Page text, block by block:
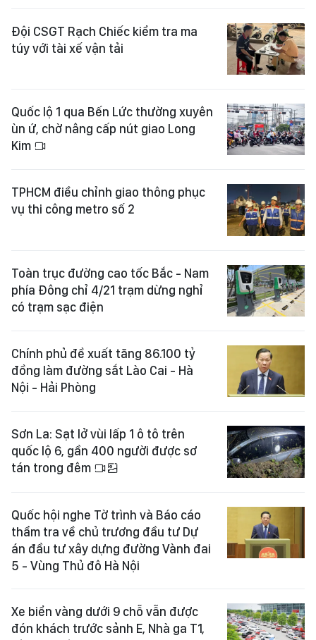
Đội CSGT Rạch Chiếc kiểm tra ma
túy với tài xế vận tải
Quốc lộ 1 qua Bến Lức thường xuyên
ùn ứ, chờ nâng cấp nút giao Long
Kim
TPHCM điều chỉnh giao thông phục
vụ thi công metro số 2
Toàn trục đường cao tốc Bắc - Nam
phía Đông chỉ 4/21 trạm dừng nghỉ
có trạm sạc điện
Chính phủ đề xuất tăng 86.100 tỷ
đồng làm đường sắt Lào Cai - Hà
Nội - Hải Phòng
Sơn La: Sạt lở vùi lấp 1 ô tô trên
quốc lộ 6, gần 400 người được sơ
tán trong đêm
Quốc hội nghe Tờ trình và Báo cáo
thẩm tra về chủ trương đầu tư Dự
án đầu tư xây dựng đường Vành đai
5 - Vùng Thủ đô Hà Nội
Xe biển vàng dưới 9 chỗ vẫn được
đón khách trước sảnh E, Nhà ga T1,